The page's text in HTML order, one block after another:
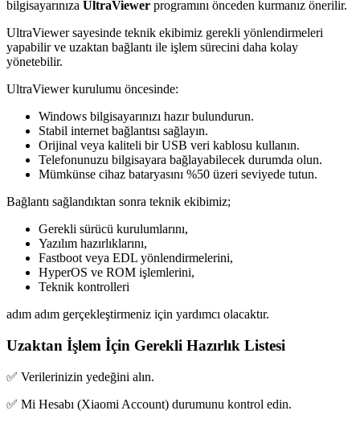
bilgisayarınıza UltraViewer programını önceden kurmanız önerilir.
UltraViewer sayesinde teknik ekibimiz gerekli yönlendirmeleri
yapabilir ve uzaktan bağlantı ile işlem sürecini daha kolay
yönetebilir.
UltraViewer kurulumu öncesinde:
Windows bilgisayarınızı hazır bulundurun.
Stabil internet bağlantısı sağlayın.
Orijinal veya kaliteli bir USB veri kablosu kullanın.
Telefonunuzu bilgisayara bağlayabilecek durumda olun.
Mümkünse cihaz bataryasını %50 üzeri seviyede tutun.
Bağlantı sağlandıktan sonra teknik ekibimiz;
Gerekli sürücü kurulumlarını,
Yazılım hazırlıklarını,
Fastboot veya EDL yönlendirmelerini,
HyperOS ve ROM işlemlerini,
Teknik kontrolleri
adım adım gerçekleştirmeniz için yardımcı olacaktır.
Uzaktan İşlem İçin Gerekli Hazırlık Listesi
✅ Verilerinizin yedeğini alın.
✅ Mi Hesabı (Xiaomi Account) durumunu kontrol edin.